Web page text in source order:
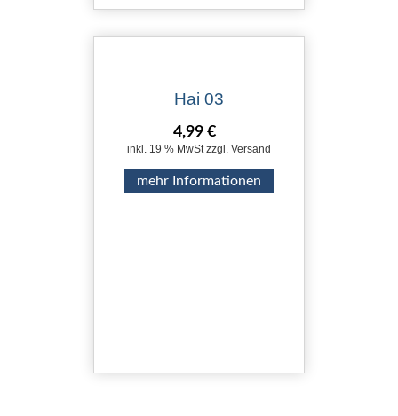
Hai 03
4,99 €
inkl. 19 % MwSt zzgl. Versand
mehr Informationen